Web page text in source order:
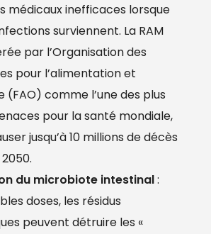
médicaux inefficaces lorsque
surviennent. La RAM
par l’Organisation des
pour l’alimentation et
(FAO) comme l’une des plus
pour la santé mondiale,
jusqu’à 10 millions de décès
du microbiote intestinal:
doses, les résidus
peuvent détruire les «